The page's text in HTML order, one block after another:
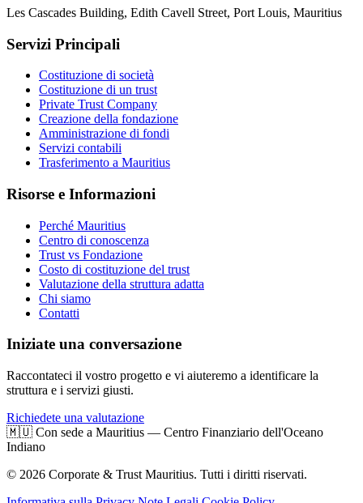
Les Cascades Building, Edith Cavell Street, Port Louis, Mauritius
Servizi Principali
Costituzione di società
Costituzione di un trust
Private Trust Company
Creazione della fondazione
Amministrazione di fondi
Servizi contabili
Trasferimento a Mauritius
Risorse e Informazioni
Perché Mauritius
Centro di conoscenza
Trust vs Fondazione
Costo di costituzione del trust
Valutazione della struttura adatta
Chi siamo
Contatti
Iniziate una conversazione
Raccontateci il vostro progetto e vi aiuteremo a identificare la
struttura e i servizi giusti.
Richiedete una valutazione
🇲🇺 Con sede a Mauritius — Centro Finanziario dell'Oceano
Indiano
© 2026 Corporate & Trust Mauritius. Tutti i diritti riservati.